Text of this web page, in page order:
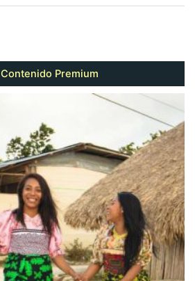
Contenido Premium